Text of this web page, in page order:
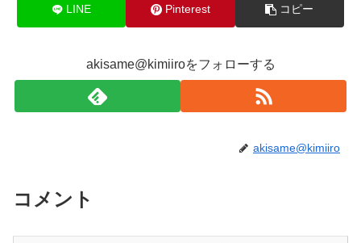
LINE Pinterest コピー
akisame@kimiiroをフォローする
akisame@kimiiro
コメント